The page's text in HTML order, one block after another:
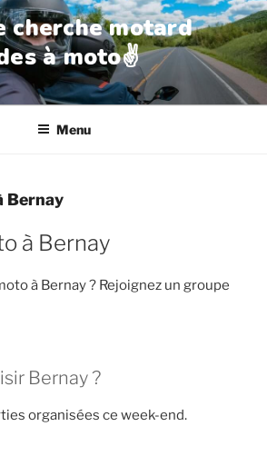
cherche motard
à moto✌️
Menu
Bernay
à Bernay
à Bernay ? Rejoignez un groupe
Bernay ?
organisées ce week-end.